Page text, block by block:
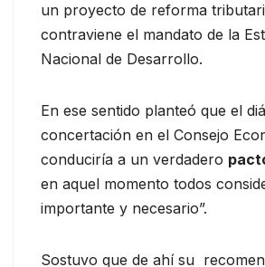
un proyecto de reforma
contraviene el mandato de la
Nacional de Desarrollo.
En ese sentido planteó que el
concertación en el Consejo
conduciría a un verdadero
en aquel momento todos
importante y necesario”.
Sostuvo que de ahí su